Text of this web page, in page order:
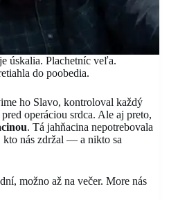
úskalia. Plachetníc veľa.
do poobedia.
ho Slavo, kontroloval každý
operáciou srdca. Ale aj preto,
. Tá jahňacina nepotrebovala
kto nás zdržal — a nikto sa
možno až na večer. More nás